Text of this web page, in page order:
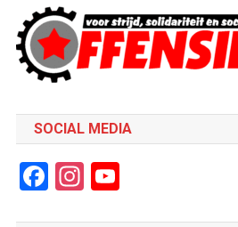
SOCIAL MEDIA
Facebook
Instagram
YouTube